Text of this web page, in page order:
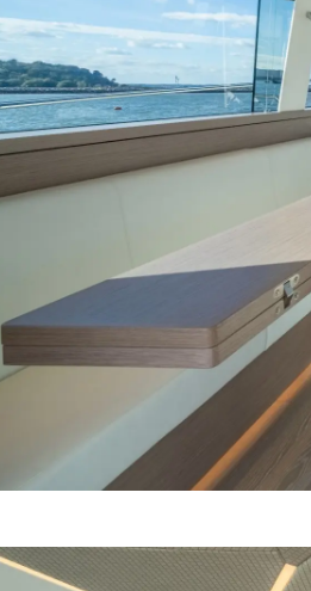
Información
Mapa
Contacto
Preferencias De